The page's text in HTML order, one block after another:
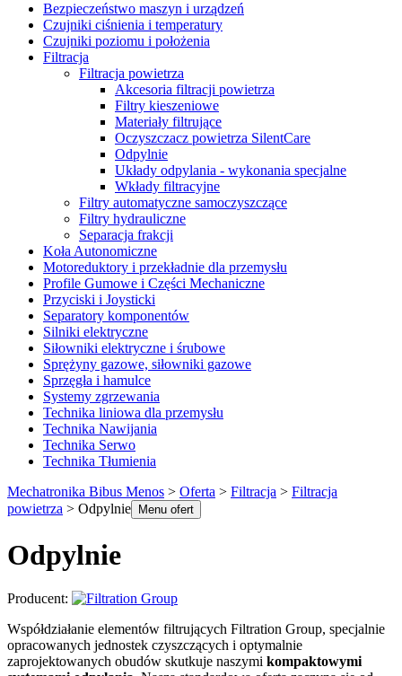
Bezpieczeństwo maszyn i urządzeń
Czujniki ciśnienia i temperatury
Czujniki poziomu i położenia
Filtracja
Filtracja powietrza
Akcesoria filtracji powietrza
Filtry kieszeniowe
Materiały filtrujące
Oczyszczacz powietrza SilentCare
Odpylnie
Układy odpylania - wykonania specjalne
Wkłady filtracyjne
Filtry automatyczne samoczyszczące
Filtry hydrauliczne
Separacja frakcji
Koła Autonomiczne
Motoreduktory i przekładnie dla przemysłu
Profile Gumowe i Części Mechaniczne
Przyciski i Joysticki
Separatory komponentów
Silniki elektryczne
Siłowniki elektryczne i śrubowe
Sprężyny gazowe, siłowniki gazowe
Sprzęgła i hamulce
Systemy zgrzewania
Technika liniowa dla przemysłu
Technika Nawijania
Technika Serwo
Technika Tłumienia
Mechatronika Bibus Menos > Oferta > Filtracja > Filtracja
powietrza > Odpylnie Menu ofert
Odpylnie
Producent:
Współdziałanie elementów filtrujących Filtration Group, specjalnie
opracowanych jednostek czyszczących i optymalnie
zaprojektowanych obudów skutkuje naszymi kompaktowymi